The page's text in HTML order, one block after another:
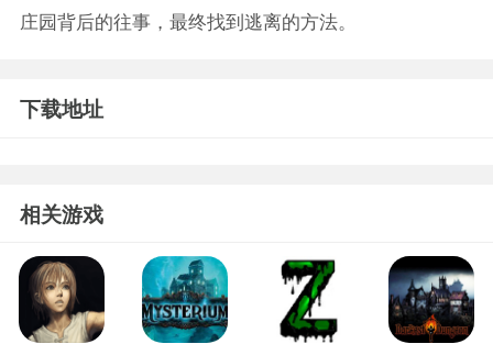
庄园背后的往事，最终找到逃离的方法。
下载地址
相关游戏